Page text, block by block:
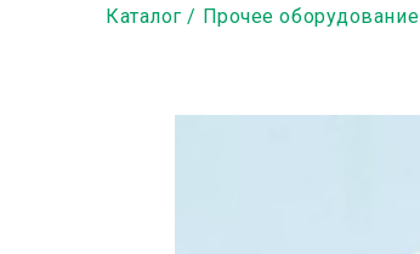
Строка
Каталог Прочее оборудование